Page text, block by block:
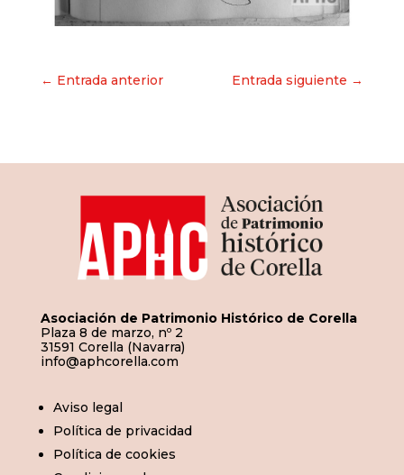
Navegación
← Entrada anterior Entrada siguiente →
Asociación de Patrimonio Histórico de Corella
Plaza 8 de marzo, nº 2
31591 Corella (Navarra)
info@aphcorella.com
Aviso legal
Política de privacidad
Política de cookies